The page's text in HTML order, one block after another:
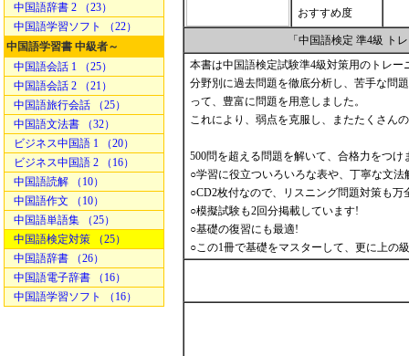
中国語辞書 2 （23）
中国語学習ソフト （22）
中国語学習書 中級者～
中国語会話 1 （25）
中国語会話 2 （21）
中国語旅行会話 （25）
中国語文法書 （32）
ビジネス中国語 1 （20）
ビジネス中国語 2 （16）
中国語読解 （10）
中国語作文 （10）
中国語単語集 （25）
中国語検定対策 （25）
中国語辞書 （26）
中国語電子辞書 （16）
中国語学習ソフト （16）
おすすめ度
「中国語検定 準4級
本書は中国語検定試験準4級対策用のトレー
分野別に過去問題を徹底分析し、苦手な問
って、豊富に問題を用意しました。
これにより、弱点を克服し、またたくさん
500問を超える問題を解いて、合格力をつけ
○学習に役立ついろいろな表や、丁寧な文
○CD2枚付なので、リスニング問題対策も万
○模擬試験も2回分掲載しています!
○基礎の復習にも最適!
○この1冊で基礎をマスターして、更に上の